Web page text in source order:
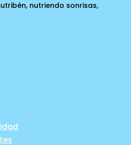
nutriendo sonrisas,